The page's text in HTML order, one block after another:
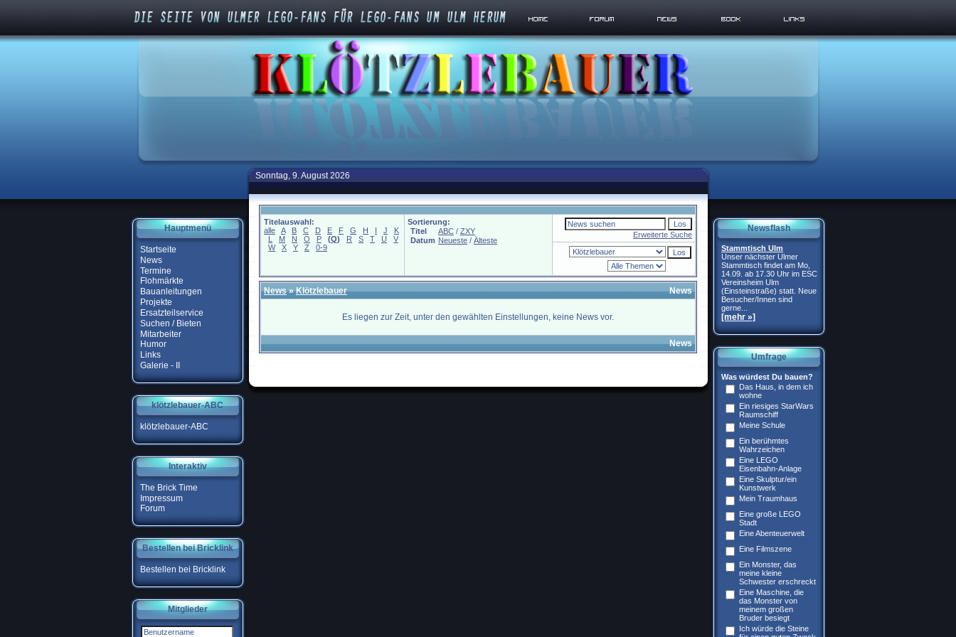
Hauptmenü
Startseite
News
Termine
Flohmärkte
Bauanleitungen
Projekte
Ersatzteilservice
Suchen / Bieten
Mitarbeiter
Humor
Links
Galerie - II
klötzlebauer-ABC
klötzlebauer-ABC
Interaktiv
The Brick Time
Impressum
Forum
Bestellen bei Bricklink
Bestellen bei Bricklink
Mitglieder
Sonntag, 9. August 2026
Titelauswahl:
alle
A B C D E F G H I J
K
L
M N O P (Q) R S T U
V
W
X Y Z 0-9
Sortierung:
Titel
ABC / ZXY
Datum Neueste / Älteste
Erweiterte Suche
News»Klötzlebauer News
Es liegen zur Zeit, unter den gewählten Einstellungen, keine News vor.
News
Newsflash
Stammtisch Ulm
Unser nächster Ulmer
Stammtisch findet am Mo,
14.09. ab 17.30 Uhr im ESC
Vereinsheim Ulm
(Einsteinstraße) statt. Neue
Besucher/Innen sind
gerne...
[mehr »]
Umfrage
Was würdest Du bauen?
Das Haus, in dem ich
wohne
Ein riesiges StarWars
Raumschiff
Meine Schule
Ein berühmtes
Wahrzeichen
Eine LEGO
Eisenbahn-Anlage
Eine Skulptur/ein
Kunstwerk
Mein Traumhaus
Eine große LEGO
Stadt
Eine Abenteuerwelt
Eine Filmszene
Ein Monster, das
meine kleine
Schwester erschreckt
Eine Maschine, die
das Monster von
meinem großen
Bruder besiegt
Ich würde die Steine